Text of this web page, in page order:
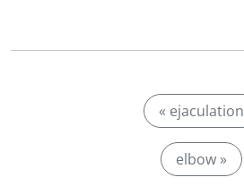
« ejaculation
elbow »